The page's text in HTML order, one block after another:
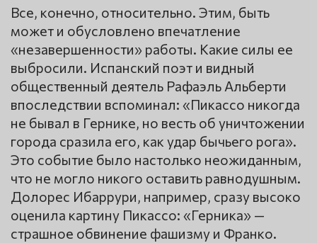
Все, конечно, относительно. Этим, быть
может и обусловлено впечатление
«незавершенности» работы. Какие силы ее
выбросили. Испанский поэт и видный
общественный деятель Рафаэль Альберти
впоследствии вспоминал: «Пикассо никогда
не бывал в Гернике, но весть об уничтожении
города сразила его, как удар бычьего рога».
Это событие было настолько неожиданным,
что не могло никого оставить равнодушным.
Долорес Ибаррури, например, сразу высоко
оценила картину Пикассо: «Герника» —
страшное обвинение фашизму и Франко.